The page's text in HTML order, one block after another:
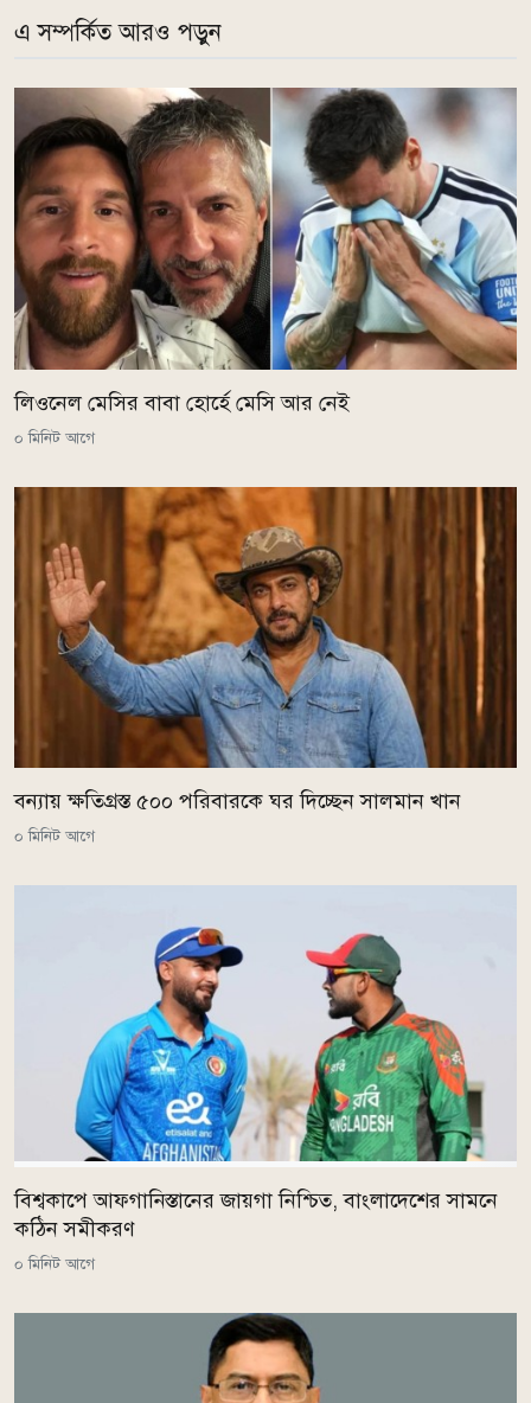
এ সম্পর্কিত আরও পড়ুন
লিওনেল মেসির বাবা হোর্হে মেসি আর নেই
০ মিনিট আগে
বন্যায় ক্ষতিগ্রস্ত ৫০০ পরিবারকে ঘর দিচ্ছেন সালমান খান
০ মিনিট আগে
বিশ্বকাপে আফগানিস্তানের জায়গা নিশ্চিত, বাংলাদেশের সামনে
কঠিন সমীকরণ
০ মিনিট আগে